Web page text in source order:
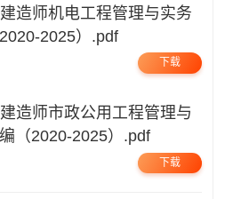
2025）.pdf
下载
（2020-2025）.pdf
下载